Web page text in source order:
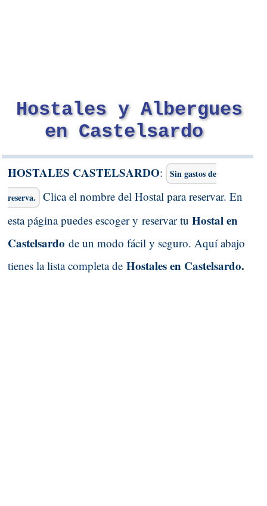
Hostales y Albergues
en Castelsardo
HOSTALES CASTELSARDO:
Sin gastos de
reserva.
Clica el nombre del Hostal para reservar. En
esta página puedes escoger y reservar tu Hostal en
Castelsardo de un modo fácil y seguro. Aquí abajo
tienes la lista completa de Hostales en Castelsardo.